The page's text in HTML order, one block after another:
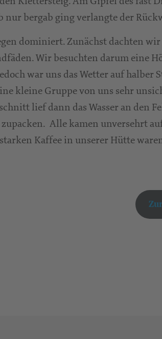
nur bergab ging verlangte der
dominiert. Zunächst dachten
Wir besuchten darum eine
war uns das Wetter auf
kleine Gruppe von uns sehr
lief dann das Wasser an den
Alle kamen unversehrt
Kaffee in unserer Hütte